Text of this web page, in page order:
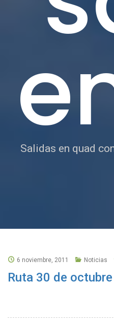
Salidas en quad
6 noviembre, 2011 Noticias
Ruta 30 de